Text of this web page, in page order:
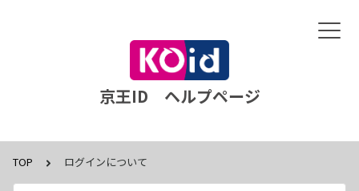
京王ID ヘルプページ
TOP ログインについて